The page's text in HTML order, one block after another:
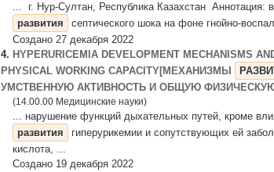
... г. Нур-Султан, Республика Казахстан Аннотация:
развития
септического шока на фоне гнойно-
Создано 27 декабря 2022
4. HYPERURICEMIA DEVELOPMENT MECHANISMS
PHYSICAL WORKING CAPACITY[МЕХАНИЗМЫ
УМСТВЕННУЮ АКТИВНОСТЬ И ОБЩУЮ
(14.00.00 Медицинские науки)
... нарушение функций дыхательных путей, кроме
развития
гиперурикемии и сопутствующих ей
кислота, ...
Создано 19 декабря 2022